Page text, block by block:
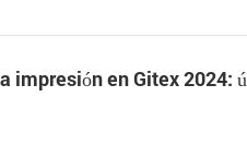
impresión en Gitex 2024: